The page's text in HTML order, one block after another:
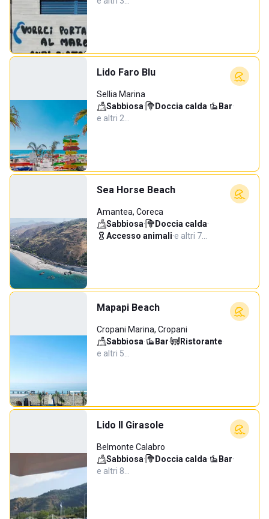
Lido Faro Blu
Sellia Marina
Sabbiosa· Doccia calda· Bar·
e altri 2…
Sea Horse Beach
Amantea, Coreca
Sabbiosa· Doccia calda·
Accesso animali·e altri 7…
Mapapi Beach
Cropani Marina, Cropani
Sabbiosa· Bar· Ristorante·
e altri 5…
Lido Il Girasole
Belmonte Calabro
Sabbiosa· Doccia calda· Bar·
e altri 8…